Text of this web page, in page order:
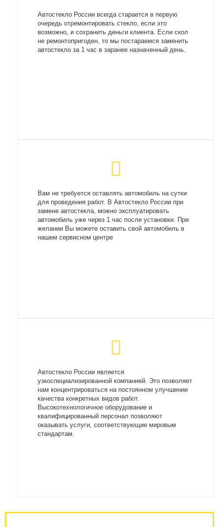
Автостекло России всегда старается в первую
очередь отремонтировать стекло, если это
возможно, и сохранить деньги клиента. Если скол
не ремонтопригоден, то мы постараемся заменить
автостекло за 1 час в заранее назначенный день.
Вам не требуется оставлять автомобиль на сутки
для проведения работ. В Автостекло России при
замене автостекла, можно эксплуатировать
автомобиль уже через 1 час после установки. При
желании Вы можете оставить свой автомобиль в
нашем сервисном центре
Автостекло России является
узкоспециализированной компанией. Это позволяет
нам концентрироваться на постоянном улучшении
качества конкретных видов работ.
Высокотехнологичное оборудование и
квалифицированный персонал позволяют
оказывать услуги, соответствующие мировым
стандартам.